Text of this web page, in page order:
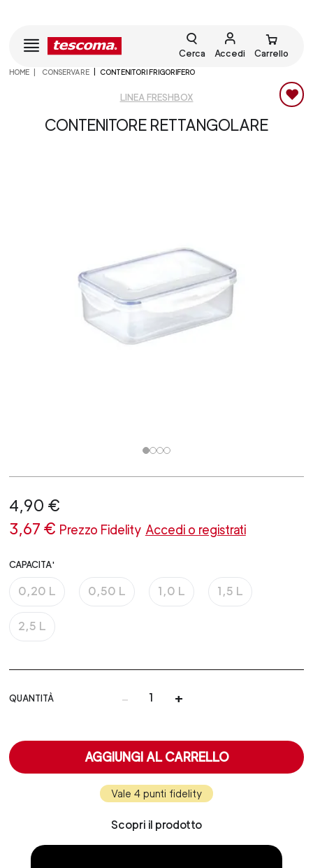
Cerca Accedi Carrello
HOME CONSERVARE CONTENITORI FRIGORIFERO
LINEA FRESHBOX
CONTENITORE RETTANGOLARE
4,90 €
3,67 € Prezzo Fidelity Accedi o registrati
CAPACITA'
0,20 L 0,50 L 1,0 L 1,5 L
2,5 L
QUANTITÀ - +
AGGIUNGI AL CARRELLO
Vale 4 punti fidelity
Scopri il prodotto